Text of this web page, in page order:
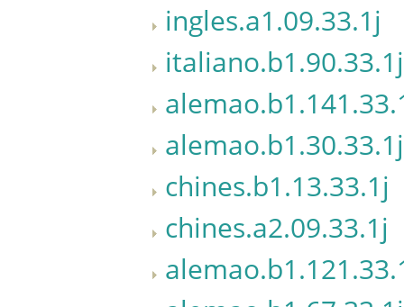
ingles.a1.09.33.1j
italiano.b1.90.33.1j
alemao.b1.30.33.1j
chines.b1.13.33.1j
chines.a2.09.33.1j